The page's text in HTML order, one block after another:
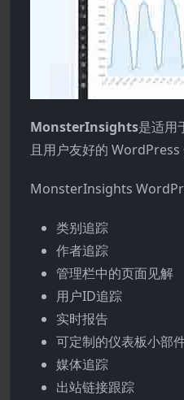
MonsterInsights是适用
且用户友好的 WordPress
MonsterInsights
类别追踪
作者追踪
管理栏中的页面见解
用户ID追踪
实时报告
可定制的仪表板小部
媒体追踪
出站链接跟踪